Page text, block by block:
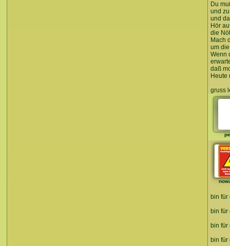
Du
und
und
Hör
die
Mach
um
Wenn
daß
Heute
gruss
bin für
bin für
bin für
bin für